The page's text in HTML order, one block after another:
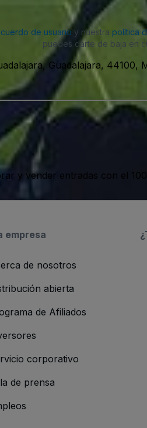
de usuario y nuestra política
puedes darte de baja en
Guadalajara, 44100,
y vender entradas con el
empresa
de nosotros
abierta
de Afiliados
corporativo
de prensa